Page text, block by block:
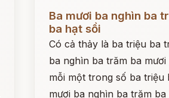
Ba mươi ba nghìn ba
ba hạt sồi
Có cả thảy là ba triệu ba
ba nghìn ba trăm ba mươi
mỗi một trong số ba triệu
mươi ba nghìn ba trăm ba